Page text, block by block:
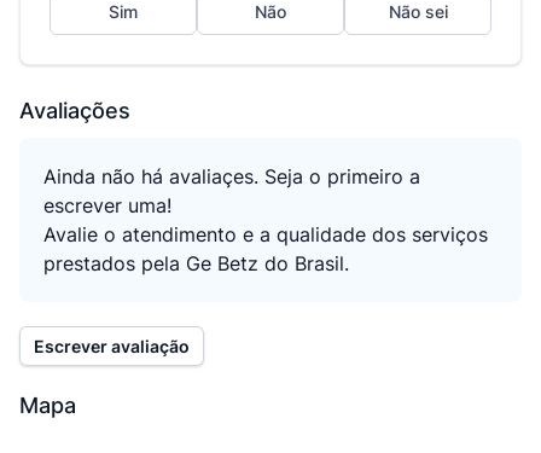
Sim Não Não sei
Avaliações
Ainda não há avaliaçes. Seja o primeiro a
escrever uma!
Avalie o atendimento e a qualidade dos serviços
prestados pela Ge Betz do Brasil.
Escrever avaliação
Mapa